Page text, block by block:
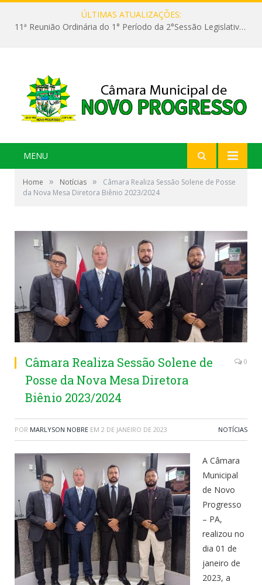
ÚLTIMAS ATUALIZAÇÕES:
11ª Reunião Ordinária do 1° Período da 2°Sessão Legislativa da 9ª Legislatura do Poder Legislativo
MENU
Home » Notícias »
Câmara Realiza Sessão Solene de Posse
da Nova Mesa Diretora Biênio 2023/2024
Câmara Realiza Sessão Solene de
Posse da Nova Mesa Diretora
Biênio 2023/2024
0
POR MARLYSON NOBRE EM 2 DE JANEIRO DE 2023 NOTÍCIAS
A Câmara
Municipal
de Novo
Progresso
– PA,
realizou no
dia 01 de
janeiro de
2023, a